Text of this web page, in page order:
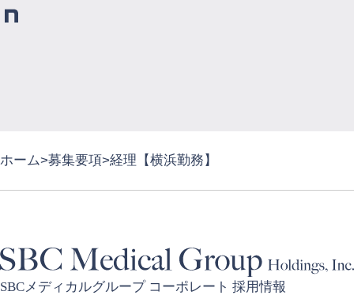
ホーム 募集要項 経理【横浜勤務】
SBCメディカルグループ コーポレート 採用情報